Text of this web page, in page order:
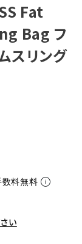
Fat
Bag フ
スリング
数料無料
い